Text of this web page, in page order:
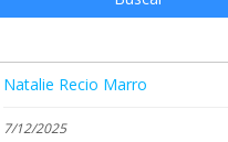
Natalie Recio Marro
7/12/2025